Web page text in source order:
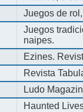
Juegos de
Juegos
naipes.
Ezines.
Revista
Ludo
Haunted